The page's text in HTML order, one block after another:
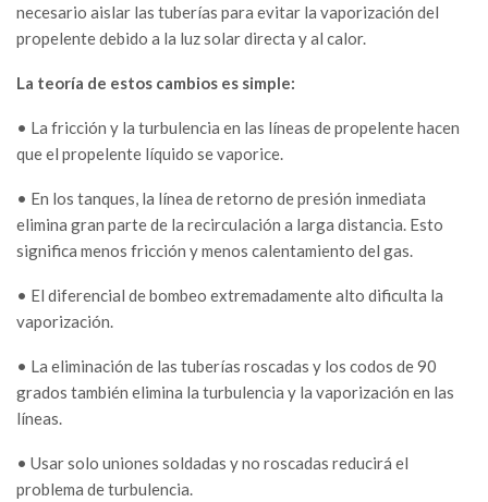
necesario aislar las tuberías para evitar la vaporización del
propelente debido a la luz solar directa y al calor.
La teoría de estos cambios es simple:
• La fricción y la turbulencia en las líneas de propelente hacen
que el propelente líquido se vaporice.
• En los tanques, la línea de retorno de presión inmediata
elimina gran parte de la recirculación a larga distancia. Esto
significa menos fricción y menos calentamiento del gas.
• El diferencial de bombeo extremadamente alto dificulta la
vaporización.
• La eliminación de las tuberías roscadas y los codos de 90
grados también elimina la turbulencia y la vaporización en las
líneas.
• Usar solo uniones soldadas y no roscadas reducirá el
problema de turbulencia.